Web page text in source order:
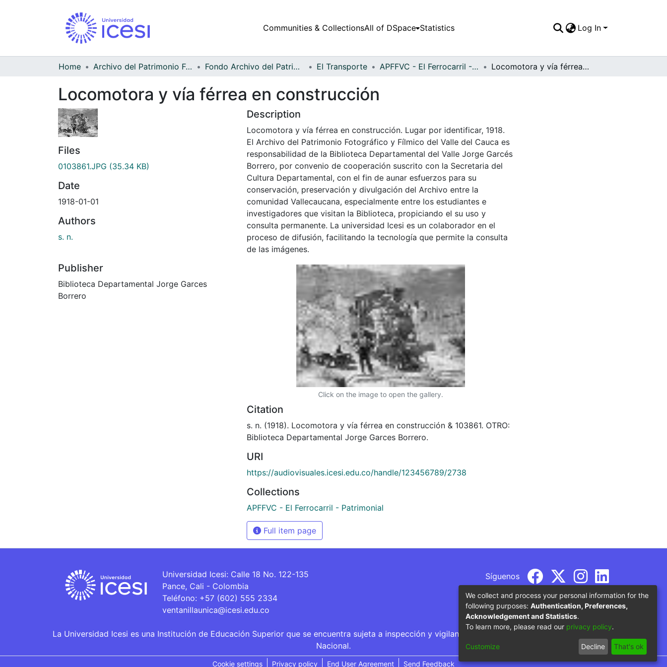
Communities & CollectionsAll of DSpace Statistics Log In
Home Archivo del Patrimonio Fotográfico y Fílmico del Valle del Cauca Fondo Archivo del Patrimonio Fotográfico y Fílmico del Valle del Cauca El Transporte APFFVC - El Ferrocarril - Patrimonial Locomotora y vía férrea en construcción
Locomotora y vía férrea en construcción
Files
0103861.JPG (35.34 KB)
Date
1918-01-01
Authors
s. n.
Publisher
Biblioteca Departamental Jorge Garces
Borrero
Description
Locomotora y vía férrea en construcción. Lugar por identificar, 1918.
El Archivo del Patrimonio Fotográfico y Fílmico del Valle del Cauca es
responsabilidad de la Biblioteca Departamental del Valle Jorge Garcés
Borrero, por convenio de cooperación suscrito con la Secretaria del
Cultura Departamental, con el fin de aunar esfuerzos para su
conservación, preservación y divulgación del Archivo entre la
comunidad Vallecaucana, especialmente entre los estudiantes e
investigadores que visitan la Biblioteca, propiciando el su uso y
consulta permanente. La universidad Icesi es un colaborador en el
proceso de difusión, facilitando la tecnología que permite la consulta
de las imágenes.
Click on the image to open the gallery.
Citation
s. n. (1918). Locomotora y vía férrea en construcción & 103861. OTRO:
Biblioteca Departamental Jorge Garces Borrero.
URI
https://audiovisuales.icesi.edu.co/handle/123456789/2738
Collections
APFFVC - El Ferrocarril - Patrimonial
Full item page
Universidad Icesi: Calle 18 No. 122-135
Pance, Cali - Colombia
Teléfono: +57 (602) 555 2334
ventanillaunica@icesi.edu.co
Síguenos
La Universidad Icesi es una Institución de Educación Superior que se encuentra sujeta a inspección y vigilancia por parte del Ministerio de Educación
Nacional.
Cookie settings Privacy policy End User Agreement Send Feedback
We collect and process your personal information for the
following purposes: Authentication, Preferences,
Acknowledgement and Statistics.
To learn more, please read our privacy policy.
Customize Decline That's ok